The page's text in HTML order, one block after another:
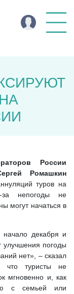
России
Ромашкин
туров на
за непогоды не
могут начаться в
декабря и
улучшения погоды
нет», – сказал
что туристы не
мгновенно и, как
с семьей или